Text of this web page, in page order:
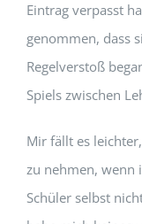
Eintrag verpasst
genommen, dass
Regelverstoß
Spiels zwischen
Mir fällt es
zu nehmen, wenn
Schüler selbst